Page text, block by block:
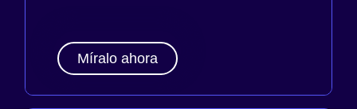
Míralo ahora